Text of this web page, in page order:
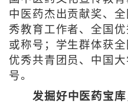
中医药杰出贡献奖、
秀教育工作者、全国
或称号；学生群体获
优秀共青团员、中国
号。
发掘好中医药宝